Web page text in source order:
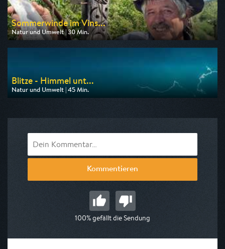
Sommerwinde im Vins...
Natur und Umwelt | 30 Min.
Ausgestrahlt von BR
am 08.08.2026, 17:15
Blitze - Himmel unt...
Natur und Umwelt | 45 Min.
Ausgestrahlt von 3sat
Kommentieren
100% gefällt die Sendung